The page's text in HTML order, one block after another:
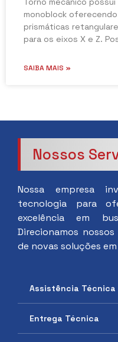
monoblock
prismáticas
para os eixos X e Z.
SAIBA MAIS »
Nossos
Nossa empresa
tecnologia para
excelência em
Direcionamos
de novas soluções
Assistência Técnica
Entrega Técnica